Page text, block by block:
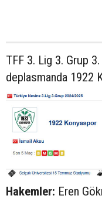
TFF 3. Lig 3. Grup
deplasmanda 1922
Hakemler: Eren